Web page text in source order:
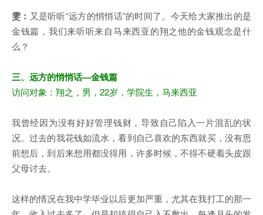
雯： 又是听听“远方的悄悄话”的时间了。今天给大家推出的是
金钱篇，我们来听听来自马来西亚的翔之他的金钱观念是什
么？
三、远方的悄悄话—金钱篇
访问对象：翔之，男，22岁，学院生，马来西亚
我曾经因为没有好好管理钱财，导致自己陷入一片混乱的状
况。过去的我花钱如流水，看到自己喜欢的东西就买，没有思
前想后，到后来想用都没得用，许多时候，不得不硬着头皮跟
父母讨去。
这样的情况在我中学毕业以后更加严重，尤其在我打工的那一